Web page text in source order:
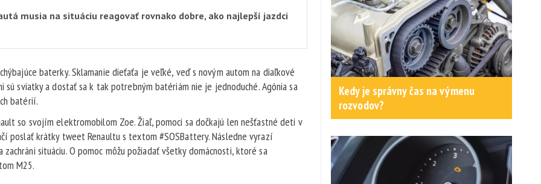
musia na situáciu reagovať rovnako dobre, ako najlepší jazdci
nečakanej prekážky.
baterky. Sklamanie dieťaťa je veľké, veď s novým autom na diaľkové
sú sviatky a dostať sa k tak potrebným batériám nie je jednoduché. Agónia sa
batérií.
so svojím elektromobilom Zoe. Žiaľ, pomoci sa dočkajú len nešťastné deti v
poslať krátky tweet Renaultu s textom #SOSBattery. Následne vyrazí
situáciu.O pomoc môžu požiadať všetky domácnosti, ktoré sa
M25.
Kedy je správny čas na výmenu
rozvodov?